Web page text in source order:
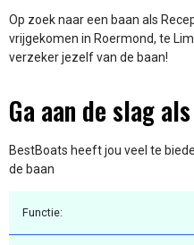
Op zoek naar een baan als
vrijgekomen in Roermond, te
verzeker jezelf van de baan!
Ga aan de slag
BestBoats heeft jou veel te
de baan
Functie: